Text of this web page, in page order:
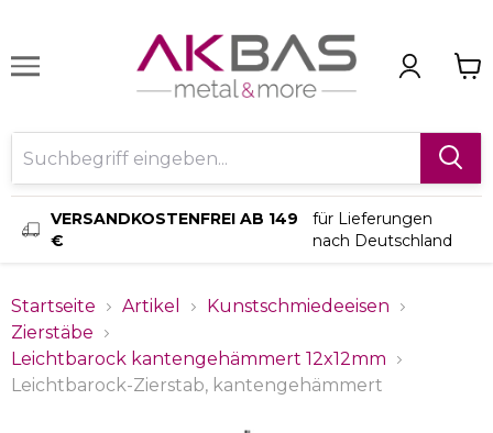
VERSANDKOSTENFREI AB 149
€
für Lieferungen
nach Deutschland
Startseite Artikel
Kunstschmiedeeisen
Zierstäbe
Leichtbarock kantengehämmert 12x12mm
Leichtbarock-Zierstab, kantengehämmert